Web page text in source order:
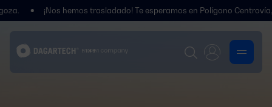
¡Nos hemos trasladado! Te esperamos en Polígono Centrovía, Calle